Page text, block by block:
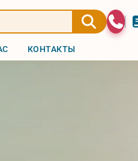
КОНТАКТЫ